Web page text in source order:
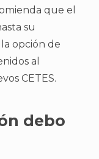
que el
su
opción de
al
CETES.
debo